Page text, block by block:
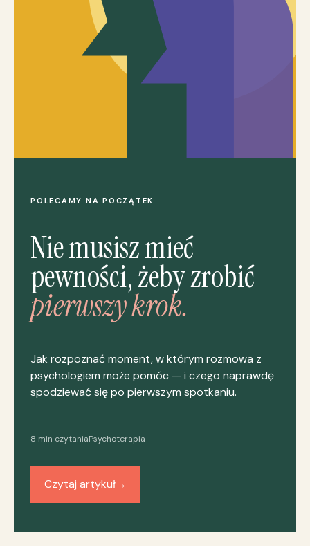
POLECAMY NA POCZĄTEK
Nie musisz mieć
pewności, żeby zrobić
pierwszy krok.
Jak rozpoznać moment, w którym rozmowa z
psychologiem może pomóc — i czego naprawdę
spodziewać się po pierwszym spotkaniu.
8 min czytaniaPsychoterapia
Czytaj artykuł→